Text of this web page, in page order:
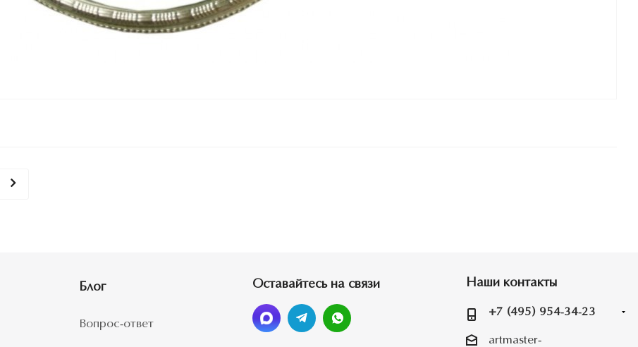
Блог
Вопрос-ответ
Оставайтесь на связи Наши контакты
+7 (495) 954-34-23
artmaster-